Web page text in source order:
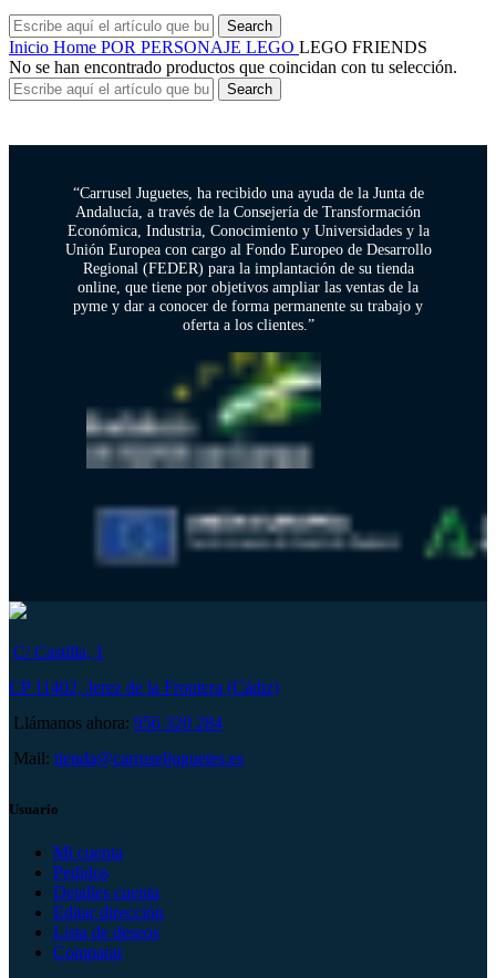
Search
Inicio Home POR PERSONAJE LEGO LEGO FRIENDS
No se han encontrado productos que coincidan con tu selección.
Search
“Carrusel Juguetes, ha recibido una ayuda de la Junta de
Andalucía, a través de la Consejería de Transformación
Económica, Industria, Conocimiento y Universidades y la
Unión Europea con cargo al Fondo Europeo de Desarrollo
Regional (FEDER) para la implantación de su tienda
online, que tiene por objetivos ampliar las ventas de la
pyme y dar a conocer de forma permanente su trabajo y
oferta a los clientes.”
C/ Castilla, 1
CP 11402, Jerez de la Frontera (Cádiz)
Llámanos ahora: 956 320 284
Mail: tienda@carruseljuguetes.es
Usuario
Mi cuenta
Pedidos
Detalles cuenta
Editar dirección
Lista de deseos
Comparar